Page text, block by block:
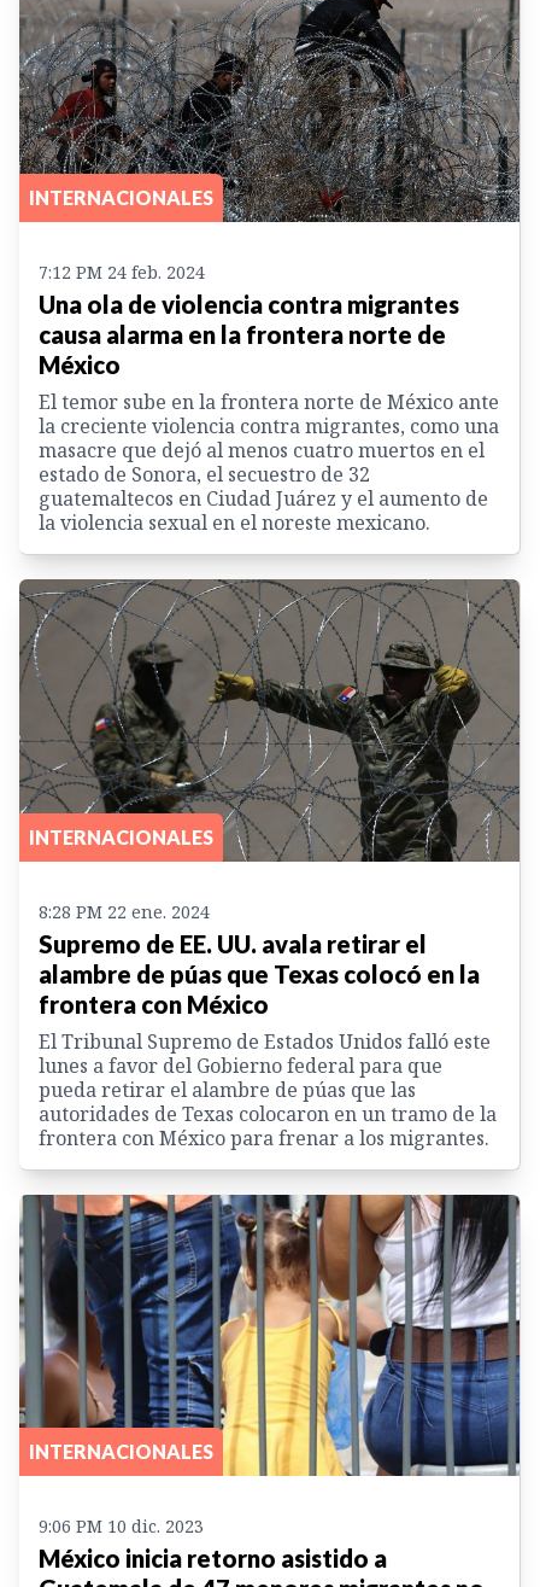
INTERNACIONALES
7:12 PM 24 feb. 2024
Una ola de violencia contra migrantes
causa alarma en la frontera norte de
México
El temor sube en la frontera norte de México ante
la creciente violencia contra migrantes, como una
masacre que dejó al menos cuatro muertos en el
estado de Sonora, el secuestro de 32
guatemaltecos en Ciudad Juárez y el aumento de
la violencia sexual en el noreste mexicano.
INTERNACIONALES
8:28 PM 22 ene. 2024
Supremo de EE. UU. avala retirar el
alambre de púas que Texas colocó en la
frontera con México
El Tribunal Supremo de Estados Unidos falló este
lunes a favor del Gobierno federal para que
pueda retirar el alambre de púas que las
autoridades de Texas colocaron en un tramo de la
frontera con México para frenar a los migrantes.
INTERNACIONALES
9:06 PM 10 dic. 2023
México inicia retorno asistido a